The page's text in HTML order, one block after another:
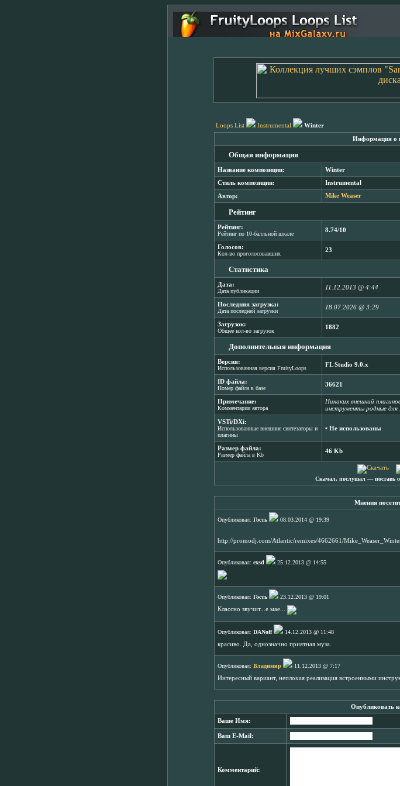
Loops List Instrumental Winter
Информация о
Общая информация
Название композиции: Winter
Стиль композиции: Instrumental
Автор: Mike Weaser
Рейтинг
Рейтинг:
Рейтинг по 10-балльной шкале
8.74/10
Голосов:
Кол-во проголосовавших
23
Статистика
Дата:
Дата публикации
11.12.2013 @ 4:44
Последняя загрузка:
Дата последней загрузки
18.07.2026 @ 3:29
Загрузок:
Общее кол-во загрузок
1882
Дополнительная информация
Версия:
Использованная версия FruityLoops
FL Studio 9.0.x
ID файла:
Номер файла в базе
36621
Примечание:
Комментарии автора
Никаких внешний
инструменты родные для
VSTi/DXi:
Использованные внешние синтезаторы и
плагины
▪ Не использованы
Размер файла:
Размер файла в Kb
46 Kb
Скачал, послушал ― поставь
Мнения
Опубликовал: Гость 08.03.2014 @ 19:39
http://promodj.com/Atlantic/remixes/4662661/
Опубликовал: exsd 25.12.2013 @ 14:55
Опубликовал: Гость
23.12.2013 @ 19:01
Классно звучит...е мае...
Опубликовал: DANoff
14.12.2013 @ 11:48
красиво. Да, однозначно приятная муза.
Опубликовал: Владимир
11.12.2013 @ 7:17
Интересный вариант, неплохая реализация встроенными
Опубликовать
Ваше Имя:
Ваш E-Mail:
Комментарий: